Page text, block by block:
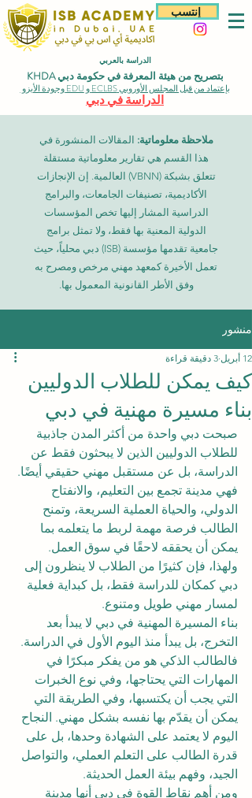
إنتسب
الدراسة بالعربي
بتصريح من هيئة المعرفة في حكومة دبي KHDA
بإعتماد من قبل المجلس الأوروبي ECLBS و EDU وجودة الأيزو
الدراسة في دبي
ملاحظة معلوماتية: المقالات المنشورة في
هذا القسم هي تقارير معلوماتية مستقلة
تتعلق بشبكة (VBNN) العالمية. إن الإنجازات
الأكاديمية، تصنيفات الجامعات، والبرامج
الدراسية المشار إليها تخص المؤسسات
الدولية المعنية بها فقط، ولا تمثل برامج
جامعية تقدمها مؤسسة (ISB) دبي محلياً، حيث
تعمل الأخيرة كمعهد مهني مرخص ومصرح به
وفق الأطر القانونية المعمول بها.
منشور
كيف يمكن للطلاب الدوليين
بناء مسيرة مهنية في دبي
12 أبريل 3 دقيقة قراءة
صبحت دبي واحدة من أكثر المدن جاذبية
للطلاب الدوليين الذين لا يبحثون فقط عن
الدراسة، بل عن مستقبل مهني حقيقي أيضًا.
فهي مدينة تجمع بين التعليم، والانفتاح
الدولي، والحياة العملية السريعة، وتمنح
الطالب فرصة مهمة لربط ما يتعلمه بما
يمكن أن يحققه لاحقًا في سوق العمل.
ولهذا، فإن كثيرًا من الطلاب لا ينظرون إلى
دبي كمكان للدراسة فقط، بل كبداية فعلية
لمسار مهني طويل ومتنوع.
بناء المسيرة المهنية في دبي لا يبدأ بعد
التخرج، بل يبدأ منذ اليوم الأول في الدراسة.
فالطالب الذكي هو من يفكر مبكرًا في
المهارات التي يحتاجها، وفي نوع الخبرات
التي يجب أن يكتسبها، وفي الطريقة التي
يمكن أن يقدّم بها نفسه بشكل مهني. النجاح
اليوم لا يعتمد على الشهادة وحدها، بل على
قدرة الطالب على التعلم العملي، والتواصل
الجيد، وفهم بيئة العمل الحديثة.
ومن أهم نقاط القوة في دبي أنها مدينة